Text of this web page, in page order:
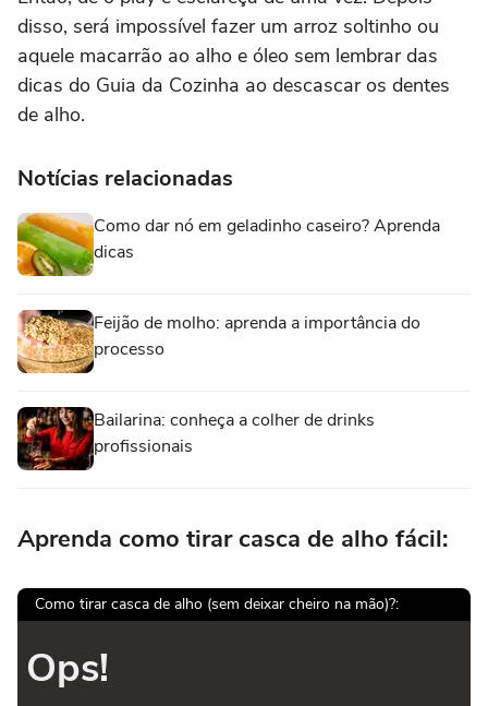
disso, será impossível fazer um arroz soltinho ou
aquele macarrão ao alho e óleo sem lembrar das
dicas do Guia da Cozinha ao descascar os dentes
de alho.
Notícias relacionadas
Como dar nó em geladinho caseiro? Aprenda
dicas
Feijão de molho: aprenda a importância do
processo
Bailarina: conheça a colher de drinks
profissionais
Aprenda como tirar casca de alho fácil:
Como tirar casca de alho (sem deixar cheiro na mão)?:
Ops!